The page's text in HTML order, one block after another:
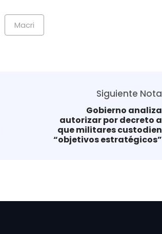
Macri
Siguiente Nota
Gobierno analiza
autorizar por decreto a
que militares custodien
“objetivos estratégicos”